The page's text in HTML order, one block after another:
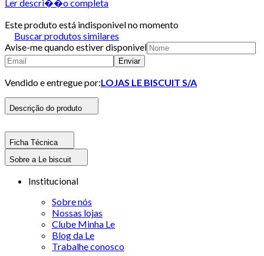
Ler descri��o completa
Este produto está indisponivel no momento
Buscar produtos similares
Avise-me quando estiver disponivel
Enviar
Vendido e entregue por:LOJAS LE BISCUIT S/A
Descrição do produto
Ficha Técnica
Sobre a Le biscuit
Institucional
Sobre nós
Nossas lojas
Clube Minha Le
Blog da Le
Trabalhe conosco